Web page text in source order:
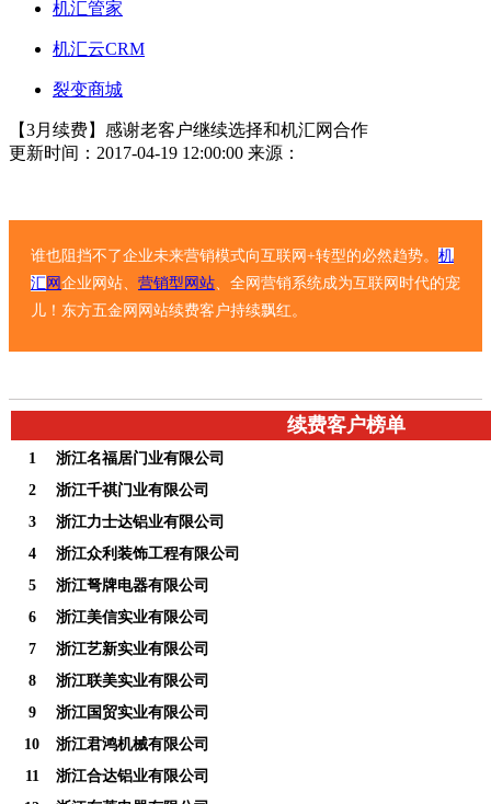
机汇管家
机汇云CRM
裂变商城
【3月续费】感谢老客户继续选择和机汇网合作
更新时间：2017-04-19 12:00:00 来源：
谁也阻挡不了企业未来营销模式向互联网+转型的必然趋势。 机
汇 网 企业网站、 营销型网站、全网营销系统成为互联网时代的宠
儿！东方五金网网站续费客户持续飘红。
续费客户榜单
1
浙江名福居门业有限公司
2
浙江千祺门业有限公司
3
浙江力士达铝业有限公司
4
浙江众利装饰工程有限公司
5
浙江弩牌电器有限公司
6
浙江美信实业有限公司
7
浙江艺新实业有限公司
8
浙江联美实业有限公司
9
浙江国贸实业有限公司
10
浙江君鸿机械有限公司
11
浙江合达铝业有限公司